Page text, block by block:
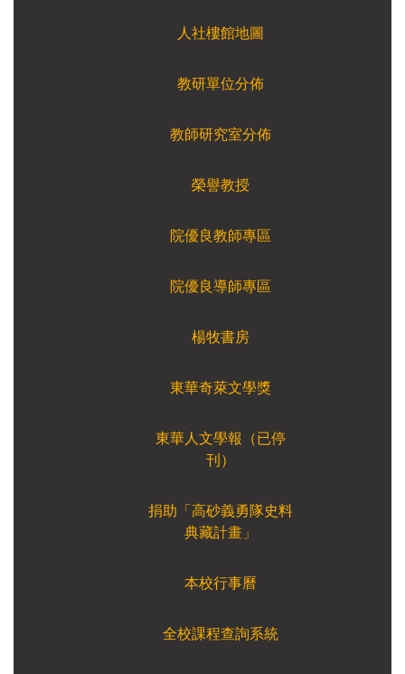
人社樓館地圖
教研單位分佈
教師研究室分佈
榮譽教授
院優良教師專區
院優良導師專區
楊牧書房
東華奇萊文學獎
東華人文學報（已停
刊）
捐助「高砂義勇隊史料
典藏計畫」
本校行事曆
全校課程查詢系統